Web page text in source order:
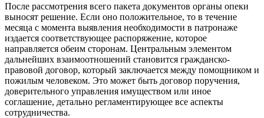
После рассмотрения всего пакета документов органы опеки
выносят решение. Если оно положительное, то в течение
месяца с момента выявления необходимости в патронаже
издается соответствующее распоряжение, которое
направляется обеим сторонам. Центральным элементом
дальнейших взаимоотношений становится гражданско-
правовой договор, который заключается между помощником и
пожилым человеком. Это может быть договор поручения,
доверительного управления имуществом или иное
соглашение, детально регламентирующее все аспекты
сотрудничества.